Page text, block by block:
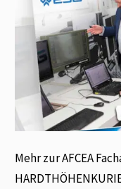
Mehr zur AFCEA